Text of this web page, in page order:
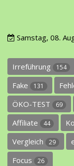
Samstag, 08.
Irreführung 154
Fake 131
ÖKO-TEST 69
Affiliate 44
Vergleich 29
Focus 26